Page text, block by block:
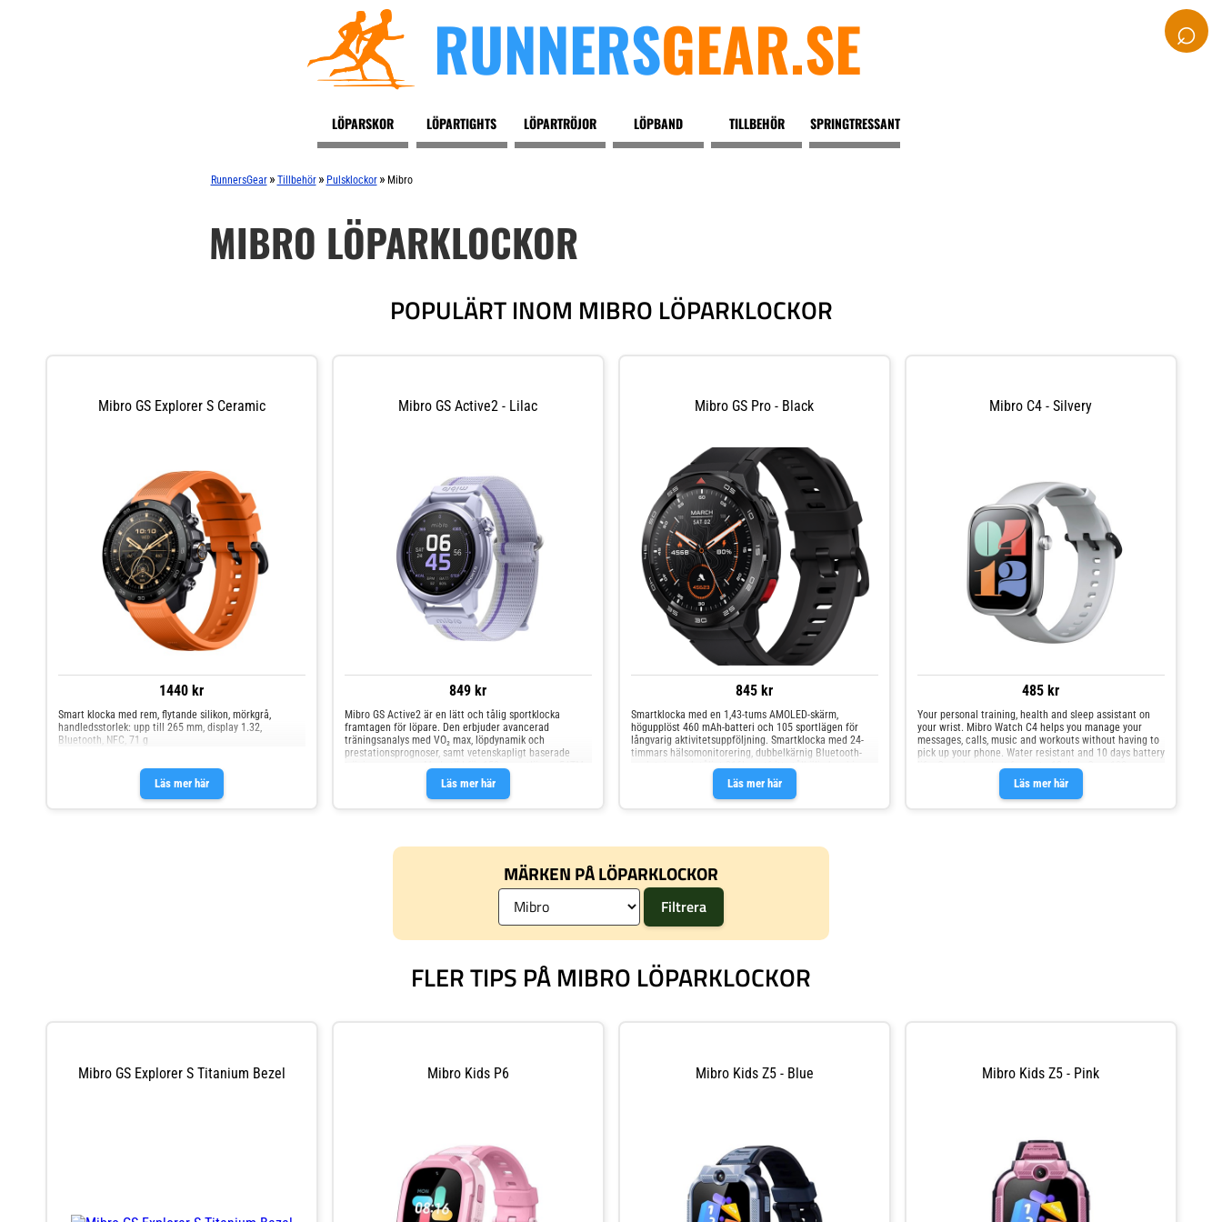
RUNNERSGEAR.SE ⌕
LÖPARSKOR LÖPARTIGHTS LÖPARTRÖJOR LÖPBAND TILLBEHÖR SPRINGTRESSANT
RunnersGear » Tillbehör » Pulsklockor » Mibro
MIBRO LÖPARKLOCKOR
POPULÄRT INOM MIBRO LÖPARKLOCKOR
Mibro GS Explorer S Ceramic
1440 kr
Läs mer här
Smart klocka med rem, flytande silikon, mörkgrå,
handledsstorlek: upp till 265 mm, display 1.32,
Bluetooth, NFC, 71 g
Mibro GS Active2 - Lilac
849 kr
Läs mer här
Mibro GS Active2 är en lätt och tålig sportklocka
framtagen för löpare. Den erbjuder avancerad
träningsanalys med VO₂ max, löpdynamik och
prestationsprognoser, samt vetenskapligt baserade
vattentålighet och en ljusstark AMOLED-skärm är den
byggd för allsidig träning. Utrustad med pulsmätning,
SpO₂, sömnanalys, Bluetooth-samtal och upp till 30
Mibro GS Pro - Black
845 kr
Läs mer här
Smartklocka med en 1,43-tums AMOLED-skärm,
högupplöst 460 mAh-batteri och 105 sportlägen för
långvarig aktivitetsuppföljning. Smartklocka med 24-
timmars hälsomonitorering, dubbelkärnig Bluetooth-
mångsidighet och komfort i Mibro GS Pro-form.
Högupplöst skärm med Always-On-stöd och automatisk
omgivningsljusjustering. Femstjärnigt positionssystem
Dubbel sats armband med silikon för träning och vävd
nylon för luftgenomströmning. Vattentålighet på 5 ATM
och kompatibilitet med tredjepartsrörelsealgoritmer.
Pålitlig övervakning och anpassningsbar stil hjälper till
att hålla vardagsrutiner smidiga.
Mibro C4 - Silvery
485 kr
Läs mer här
Your personal training, health and sleep assistant on
your wrist. Mibro Watch C4 helps you manage your
messages, calls, music and workouts without having to
pick up your phone. Water resistant and 10 days battery
professional sport modes Slim and colorful design
2ATM Water Resistance Designed with women's health
MÄRKEN PÅ LÖPARKLOCKOR
FLER TIPS PÅ MIBRO LÖPARKLOCKOR
Mibro GS Explorer S Titanium Bezel Mibro Kids P6 Mibro Kids Z5 - Blue Mibro Kids Z5 - Pink